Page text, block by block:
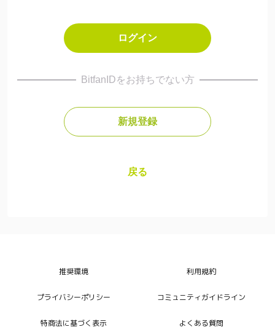
RIKU TRIBEは、松田陸選手と直接つながり、共に成長
していく特別なコミュニティサロンです。ここでは、
について、陸選手と仲間たちと一緒に語り合い、刺激
⚽ 4つの特別体験
「陸との距離がグッと縮まる日常会話」
「リアルタイムで感じる陸の熱量」
哲学まで、普段聞けない本音トークをお届け。あなた
ログイン
BitfanIDをお持ちでない方
新規登録
戻る
推奨環境 利用規約
プライバシーポリシー コミュニティガイドライン
特商法に基づく表示 よくある質問